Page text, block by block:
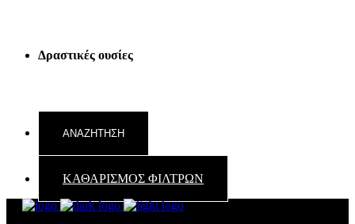
Δραστικές ουσίες
ΚΑΘΑΡΙΣΜΟΣ ΦΙΛΤΡΩΝ